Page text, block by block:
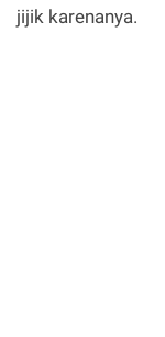
jijik karenanya.